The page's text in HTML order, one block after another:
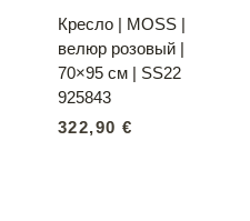
Кресло | MOSS |
велюр розовый |
70×95 см | SS22
925843
322,90€